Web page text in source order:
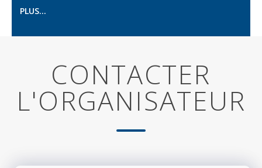
PLUS...
CONTACTER
L'ORGANISATEUR